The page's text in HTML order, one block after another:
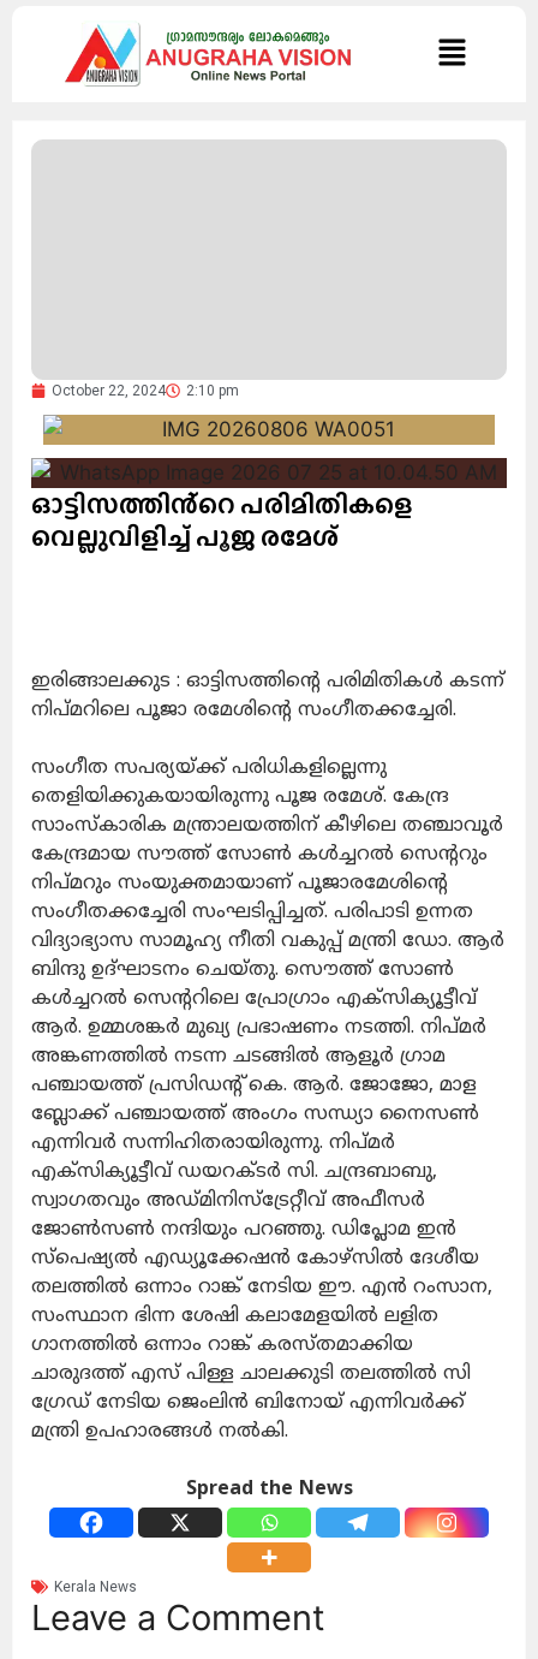
October 22, 2024 2:10 pm
ഓട്ടിസത്തിൻ്റെ പരിമിതികളെ
വെല്ലുവിളിച്ച് പൂജ രമേശ്
ഇരിങ്ങാലക്കുട : ഓട്ടിസത്തിൻ്റെ പരിമിതികൾ കടന്ന്
നിപ്മറിലെ പൂജാ രമേശിന്റെ സംഗീതക്കച്ചേരി.
സംഗീത സപര്യയ്ക്ക് പരിധികളില്ലെന്നു
തെളിയിക്കുകയായിരുന്നു പൂജ രമേശ്. കേന്ദ്ര
സാംസ്‌കാരിക മന്ത്രാലയത്തിന് കീഴിലെ തഞ്ചാവൂർ
കേന്ദ്രമായ സൗത്ത് സോൺ കൾച്ചറൽ സെന്ററും
നിപ്മറും സംയുക്തമായാണ് പൂജാരമേശിന്റെ
സംഗീതക്കച്ചേരി സംഘടിപ്പിച്ചത്. പരിപാടി ഉന്നത
വിദ്യാഭ്യാസ സാമൂഹ്യ നീതി വകുപ്പ് മന്ത്രി ഡോ. ആർ
ബിന്ദു ഉദ്ഘാടനം ചെയ്തു. സൌത്ത് സോൺ
കൾച്ചറൽ സെന്ററിലെ പ്രോഗ്രാം എക്സിക്യൂട്ടീവ്
ആർ. ഉമ്മശങ്കർ മുഖ്യ പ്രഭാഷണം നടത്തി. നിപ്മർ
അങ്കണത്തിൽ നടന്ന ചടങ്ങിൽ ആളൂർ ഗ്രാമ
പഞ്ചായത്ത്‌ പ്രസിഡന്റ് കെ. ആർ. ജോജോ, മാള
ബ്ലോക്ക്‌ പഞ്ചായത്ത്‌ അംഗം സന്ധ്യാ നൈസൺ
എന്നിവർ സന്നിഹിതരായിരുന്നു. നിപ്മർ
എക്സിക്യൂട്ടീവ് ഡയറക്ടർ സി. ചന്ദ്രബാബു,
സ്വാഗതവും അഡ്മിനിസ്ട്രേറ്റീവ് അഫീസർ
ജോൺസൺ നന്ദിയും പറഞ്ഞു. ഡിപ്ലോമ ഇൻ
സ്പെഷ്യൽ എഡ്യൂക്കേഷൻ കോഴ്സിൽ ദേശീയ
തലത്തിൽ ഒന്നാം റാങ്ക് നേടിയ ഈ. എൻ റംസാന,
സംസ്ഥാന ഭിന്ന ശേഷി കലാമേളയിൽ ലളിത
ഗാനത്തിൽ ഒന്നാം റാങ്ക് കരസ്തമാക്കിയ
ചാരുദത്ത് എസ് പിള്ള ചാലക്കുടി തലത്തിൽ സി
ഗ്രേഡ് നേടിയ ജെംലിൻ ബിനോയ് എന്നിവർക്ക്
മന്ത്രി ഉപഹാരങ്ങൾ നൽകി.
Spread the News
Kerala News
Leave a Comment